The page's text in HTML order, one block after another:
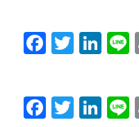
Facebook
Facebook